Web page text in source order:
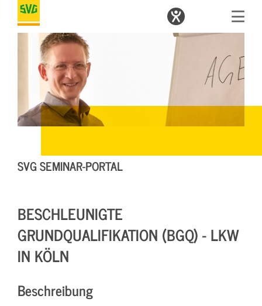
SVG SEMINAR-PORTAL
BESCHLEUNIGTE
GRUNDQUALIFIKATION (BGQ) - LKW
IN KÖLN
Beschreibung